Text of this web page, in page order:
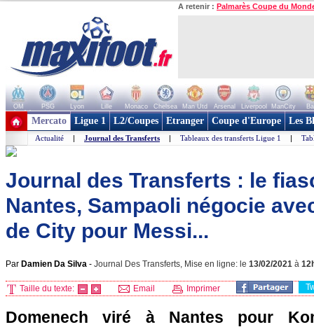
A retenir : Palmarès Coupe du
OM PSG Lyon Lille Monaco Chelsea Man Utd Arsenal Liverpool ManCity
+ de clubs
Mercato Ligue 1 L2/Coupes Etranger Coupe d'Europe Les
Actualité | Journal des Transferts | Tableaux des transferts Ligue 1 |
Journal des Transferts : le
Nantes, Sampaoli négocie
de City pour Messi...
Par Damien Da Silva - Journal Des Transferts, Mise en ligne: le 13/02/2021 à
Taille du texte: Email Imprimer
Domenech viré à Nantes pour